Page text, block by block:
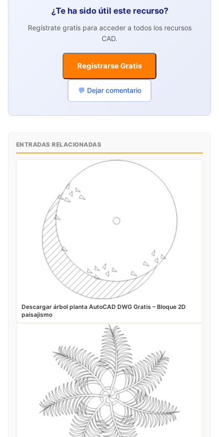
¿Te ha sido útil este recurso?
Regístrate gratis para acceder a todos los recursos
CAD.
Registrarse Gratis
💬 Dejar comentario
ENTRADAS RELACIONADAS
Descargar árbol planta AutoCAD DWG Gratis – Bloque 2D
paisajismo